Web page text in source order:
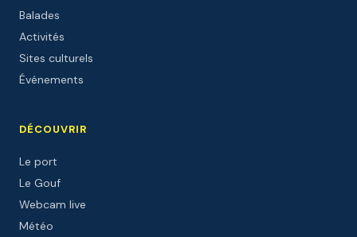
Balades
Activités
Sites culturels
Événements
DÉCOUVRIR
Le port
Le Gouf
Webcam live
Météo